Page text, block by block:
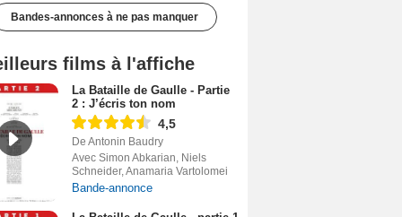
Bandes-annonces à ne pas manquer
films à l'affiche
La Bataille de Gaulle - Partie
2 : J’écris ton nom
4,5
De Antonin Baudry
Avec Simon Abkarian, Niels
Schneider, Anamaria Vartolomei
Bande-annonce